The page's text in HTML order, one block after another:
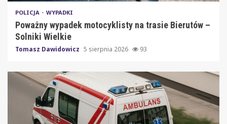
POLICJA WYPADKI
Poważny wypadek motocyklisty na trasie Bierutów –
Solniki Wielkie
Tomasz Dawidowicz 5 sierpnia 2026 93